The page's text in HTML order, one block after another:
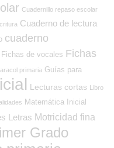
Cuadernillo repaso escolar
Cuaderno de lectura
cuaderno
Fichas de vocales Fichas
primaria Guías para
Lecturas cortas Libro
Matemática Inicial
Letras Motricidad fina
Grado